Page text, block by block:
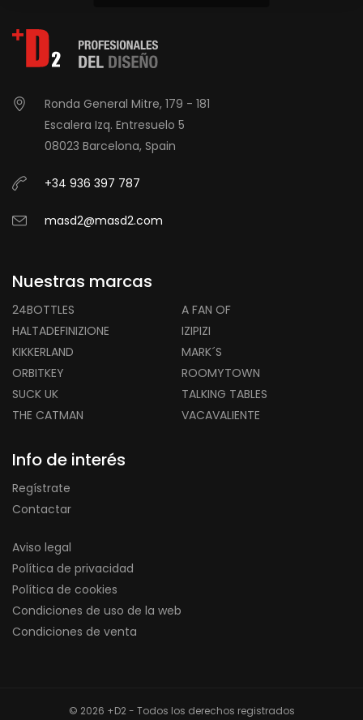
Ronda General Mitre, 179 - 181
Escalera Izq. Entresuelo 5
08023 Barcelona, Spain
+34 936 397 787
masd2@masd2.com
Nuestras marcas
24BOTTLES
A FAN OF
HALTADEFINIZIONE
IZIPIZI
KIKKERLAND
MARK´S
ORBITKEY
ROOMYTOWN
SUCK UK
TALKING TABLES
THE CATMAN
VACAVALIENTE
Info de interés
Regístrate
Contactar
Aviso legal
Política de privacidad
Política de cookies
Condiciones de uso de la web
Condiciones de venta
© 2026 +D2 - Todos los derechos registrados